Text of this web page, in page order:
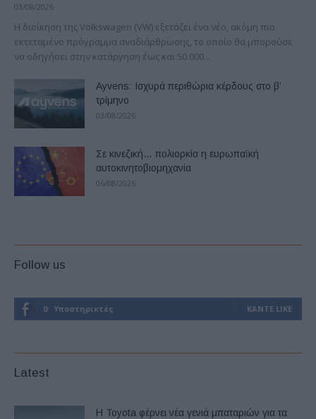
03/08/2026
Η διοίκηση της Volkswagen (VW) εξετάζει ένα νέο, ακόμη πιο
εκτεταμένο πρόγραμμα αναδιάρθρωσης, το οποίο θα μπορούσε
να οδηγήσει στην κατάργηση έως και 50.000...
Ayvens: Iσχυρά περιθώρια κέρδους στο β’
τρίμηνο
03/08/2026
Σε κινεζική… πολιορκία η ευρωπαϊκή
αυτοκινητοβιομηχανία
06/08/2026
Follow us
0 Υποστηρικτές ΚΆΝΤΕ LIKE
Latest
Η Toyota φέρνει νέα γενιά μπαταριών για τα